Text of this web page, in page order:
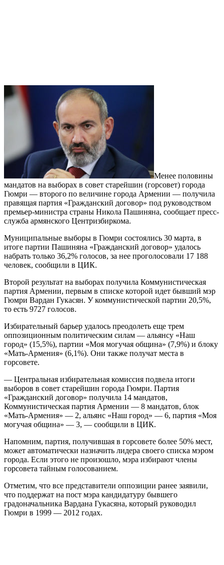
Менее половины
мандатов на выборах в совет старейшин (горсовет) города
Гюмри — второго по величине города Армении — получила
правящая партия «Гражданский договор» под руководством
премьер-министра страны Никола Пашиняна, сообщает пресс-
служба армянского Центризбиркома.
Муниципальные выборы в Гюмри состоялись 30 марта, в
итоге партии Пашиняна «Гражданский договор» удалось
набрать только 36,2% голосов, за нее проголосовали 17 188
человек, сообщили в ЦИК.
Второй результат на выборах получила Коммунистическая
партия Армении, первым в списке которой идет бывший мэр
Гюмри Вардан Гукасян. У коммунистической партии 20,5%,
то есть 9727 голосов.
Избирательный барьер удалось преодолеть еще трем
оппозиционным политическим силам — альянсу «Наш
город» (15,5%), партии «Моя могучая община» (7,9%) и блоку
«Мать-Армения» (6,1%). Они также получат места в
горсовете.
— Центральная избирательная комиссия подвела итоги
выборов в совет старейшин города Гюмри. Партия
«Гражданский договор» получила 14 мандатов,
Коммунистическая партия Армении — 8 мандатов, блок
«Мать-Армения» — 2, альянс «Наш город» — 6, партия «Моя
могучая община» — 3, — сообщили в ЦИК.
Напомним, партия, получившая в горсовете более 50% мест,
может автоматически назначить лидера своего списка мэром
города. Если этого не произошло, мэра избирают члены
горсовета тайным голосованием.
Отметим, что все представители оппозиции ранее заявили,
что поддержат на пост мэра кандидатуру бывшего
градоначальника Вардана Гукасяна, который руководил
Гюмри в 1999 — 2012 годах.